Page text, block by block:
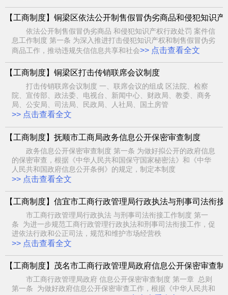
【工商制度】铜梁区依法公开制售假冒伪劣商品和侵犯知识
依法公开制售假冒伪劣商品 和侵犯知识产权行政处罚 案件信
息工作制度 第一条 为深入推进打击侵犯知识产权和制售假冒伪劣
商品工作，推动违规失信信息共享和社会>> 点击查看全文
【工商制度】铜梁区打击传销联席会议制度
打击传销联席会议制度 一、联席会议的组成 区法院、检察
院、宣传部、政法委、电视台、新闻中心、财政局、教委、商务
局、公安局、司法局、民政局、人社局、国土房管
>> 点击查看全文
【工商制度】抚顺市工商局政务信息公开保密审查制度
政务信息公开保密审查制度 第一条 为做好拟公开的政府信息
的保密审查，根据《中华人民共和国保守国家秘密法》和《中华
人民共和国政府信息公开条例》的规定，制定本制度
>> 点击查看全文
【工商制度】信宜市工商行政管理局行政执法与刑事司法衔接
市工商行政管理局行政执法 与刑事司法衔接工作制度 第一
条 为进一步规范工商行政管理行政执法和刑事司法衔接工作，促
进依法行政和公正司法，规范和维护市场经营秩
>> 点击查看全文
【工商制度】茂名市工商行政管理局政府信息公开保密审查制
市工商行政管理局政府 信息公开保密审查制度 第一章 总则
第一条 为做好政府信息公开保密审查工作，根据《中华人民共和